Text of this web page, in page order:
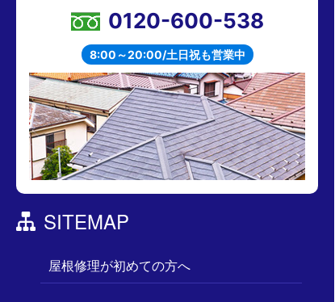
0120-600-538
8:00～20:00/土日祝も営業中
SITEMAP
屋根修理が初めての方へ